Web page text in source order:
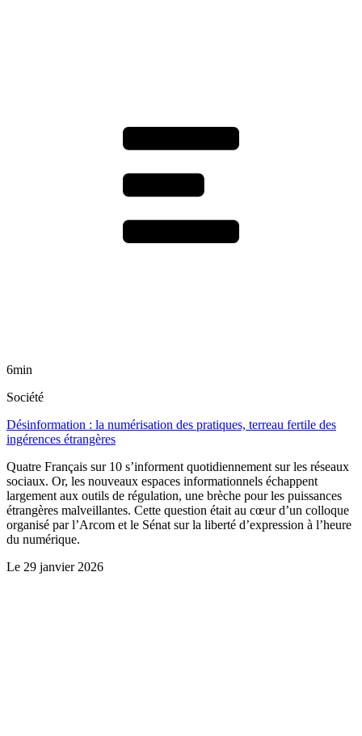
6min
Société
Désinformation : la numérisation des pratiques, terreau fertile des
ingérences étrangères
Quatre Français sur 10 s’informent quotidiennement sur les réseaux
sociaux. Or, les nouveaux espaces informationnels échappent
largement aux outils de régulation, une brèche pour les puissances
étrangères malveillantes. Cette question était au cœur d’un colloque
organisé par l’Arcom et le Sénat sur la liberté d’expression à l’heure
du numérique.
Le 29 janvier 2026